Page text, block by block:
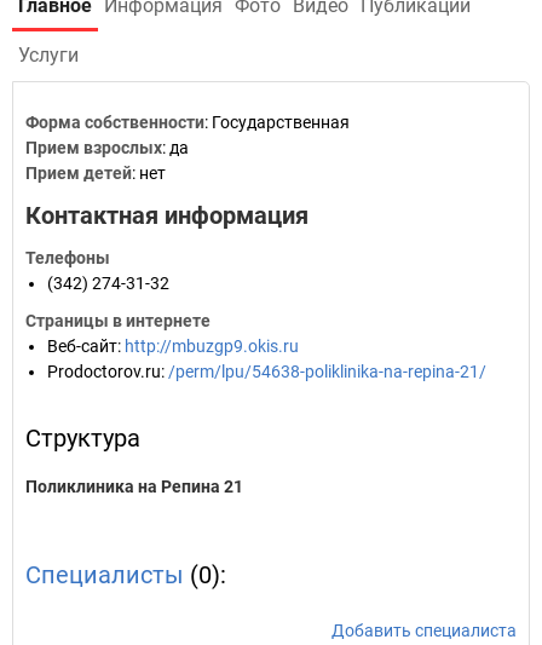
Главное Информация Фото Видео Публикации
Услуги
Форма собственности: Государственная
Прием взрослых: да
Прием детей: нет
Контактная информация
Телефоны
(342) 274-31-32
Страницы в интернете
Веб-сайт: http://mbuzgp9.okis.ru
Prodoctorov.ru: /perm/lpu/54638-poliklinika-na-repina-21/
Структура
Поликлиника на Репина 21
Специалисты (0):
Добавить специалиста